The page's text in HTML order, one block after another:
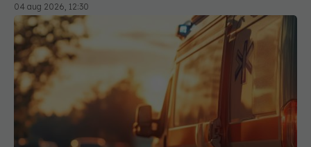
04 aug 2026, 12:30